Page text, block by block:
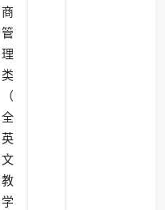
商
管
理
类
（
全
英
文
教
学